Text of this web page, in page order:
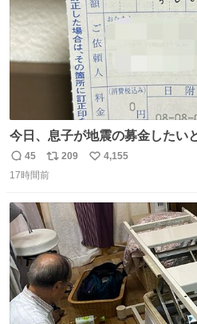
今日、息子が地震の募金したい
たいです。おもちゃとか買う選
自分で貯めてた2万円を役に立
かできたらなぁと思いました。
返
信
45
リ
ポ
ト
数
209
い
数
4,155
17時間前